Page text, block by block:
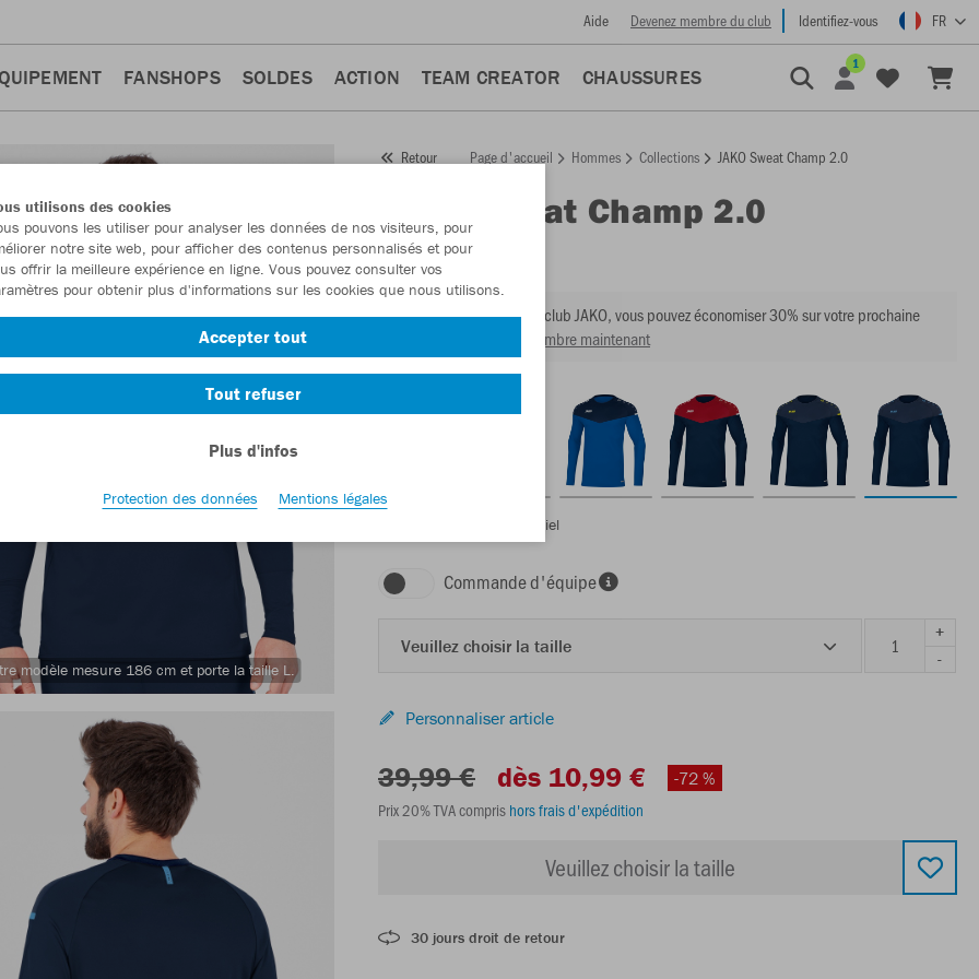
Aide Devenez membre du club Identifiez-vous FR
FANSHOPS SOLDES ACTION TEAM CREATOR CHAUSSURES
1
modèle mesure 186 cm et porte la taille L.
Retour Page d'accueil Hommes Collections JAKO Sweat Champ 2.0
Sweat Champ 2.0
Numéro d’article:
En tant que membre du club JAKO, vous pouvez économiser 30% sur votre prochaine
Devenir membre maintenant
marine/bleu foncé/bleu ciel
Commande d'équipe
Veuillez choisir la taille
+
-
Personnaliser article
39,99 € dès 10,99 €
-72 %
Prix 20% TVA compris hors frais d'expédition
Veuillez choisir la taille
30 jours droit de retour
utilisons des cookies
pouvons les utiliser pour analyser les données de nos visiteurs, pour
notre site web, pour afficher des contenus personnalisés et pour
offrir la meilleure expérience en ligne. Vous pouvez consulter vos
pour obtenir plus d'informations sur les cookies que nous utilisons.
Accepter tout
Tout refuser
Plus d'infos
Protection des données Mentions légales